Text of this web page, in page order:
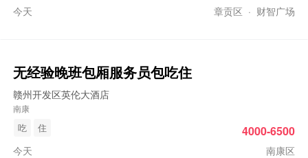
今天 章贡区 · 财智广场
无经验晚班包厢服务员包吃住
赣州开发区英伦大酒店
南康
吃 住
今天 南康区
4000-6500